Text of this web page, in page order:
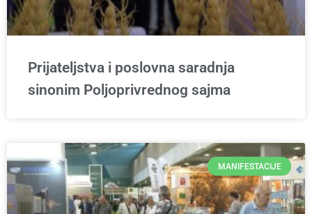
Prijateljstva i poslovna saradnja
sinonim Poljoprivrednog sajma
MANIFESTACIJE